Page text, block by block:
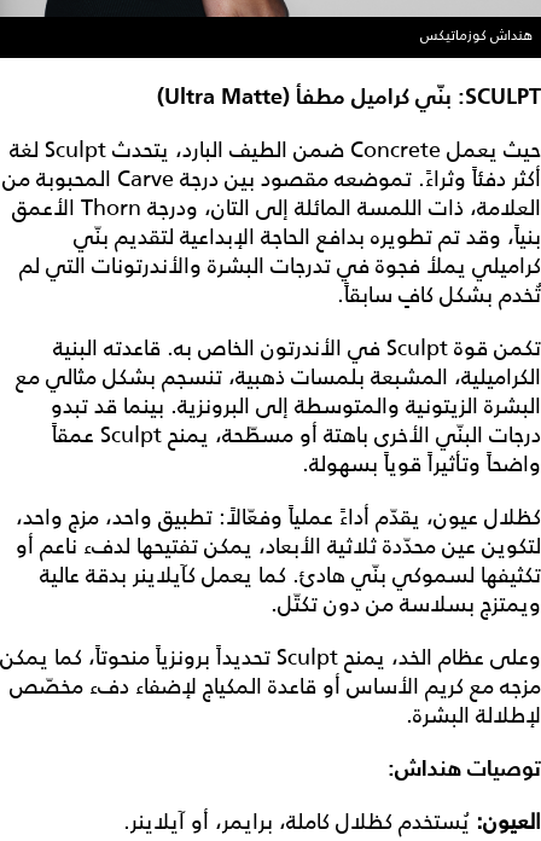
هنداش كوزماتيكس
SCULPT: بنّي كراميل مطفأ (Ultra Matte)
حيث يعمل Concrete ضمن الطيف البارد، يتحدث Sculpt لغة
أكثر دفئاً وثراءً. تموضعه مقصود بين درجة Carve المحبوبة من
العلامة، ذات اللمسة المائلة إلى التان، ودرجة Thorn الأعمق
بنياً، وقد تم تطويره بدافع الحاجة الإبداعية لتقديم بنّي
كراميلي يملأ فجوة في تدرجات البشرة والأندرتونات التي لم
تُخدم بشكل كافٍ سابقاً.
تكمن قوة Sculpt في الأندرتون الخاص به. قاعدته البنية
الكراميلية، المشبعة بلمسات ذهبية، تنسجم بشكل مثالي مع
البشرة الزيتونية والمتوسطة إلى البرونزية. بينما قد تبدو
درجات البنّي الأخرى باهتة أو مسطّحة، يمنح Sculpt عمقاً
واضحاً وتأثيراً قوياً بسهولة.
كظلال عيون، يقدّم أداءً عملياً وفعّالاً: تطبيق واحد، مزج واحد،
لتكوين عين محدّدة ثلاثية الأبعاد، يمكن تفتيحها لدفء ناعم أو
تكثيفها لسموكي بنّي هادئ. كما يعمل كآيلاينر بدقة عالية
ويمتزج بسلاسة من دون تكتّل.
وعلى عظام الخد، يمنح Sculpt تحديداً برونزياً منحوتاً، كما يمكن
مزجه مع كريم الأساس أو قاعدة المكياج لإضفاء دفء مخصّص
لإطلالة البشرة.
توصيات هنداش:
العيون: يُستخدم كظلال كاملة، برايمر، أو آيلاينر.